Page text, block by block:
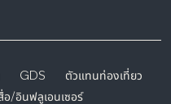
GDS
ตัวแทนท่องเที่ยว
อ/อินฟลูเอนเซอร์